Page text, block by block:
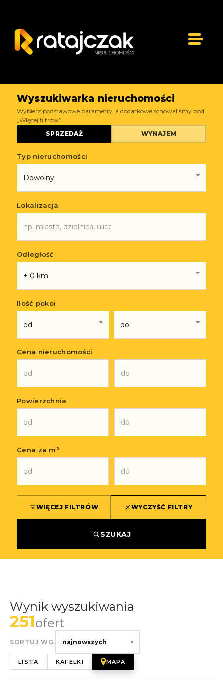
Wyszukiwarka nieruchomości
Wybierz podstawowe parametry, a dodatkowe schowaliśmy pod
„Więcej filtrów”.
SPRZEDAŻ
WYNAJEM
Typ nieruchomości
Lokalizacja
Odległość
Ilość pokoi
Cena nieruchomości
Powierzchnia
Cena za m²
WIĘCEJ FILTRÓW WYCZYŚĆ FILTRY
SZUKAJ
Wynik wyszukiwania
251ofert
SORTUJ WG. najnowszych ▾
LISTA KAFELKI MAPA